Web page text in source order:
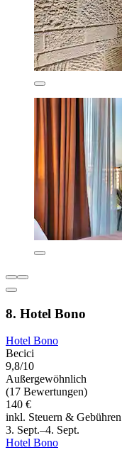
8. Hotel Bono
Hotel Bono
Becici
9,8/10
Außergewöhnlich
(17 Bewertungen)
140 €
inkl. Steuern & Gebühren
3. Sept.–4. Sept.
Hotel Bono